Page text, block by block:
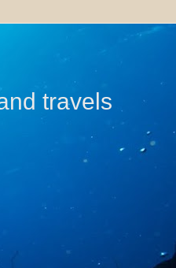
travels